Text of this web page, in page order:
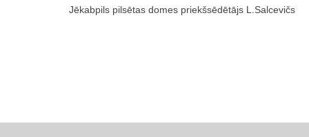
Jēkabpils pilsētas domes priekšsēdētājs L.Salcevičs